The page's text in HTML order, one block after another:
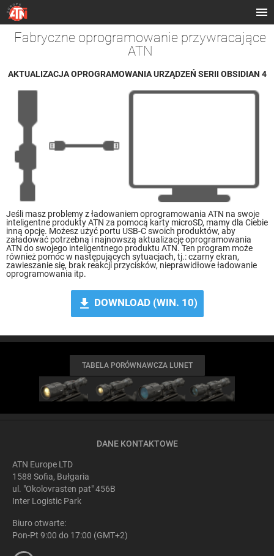
Fabryczne oprogramowanie przywracające
ATN
AKTUALIZACJA OPROGRAMOWANIA URZĄDZEŃ SERII OBSIDIAN 4
Jeśli masz problemy z ładowaniem oprogramowania ATN na swoje
inteligentne produkty ATN za pomocą karty microSD, mamy dla Ciebie
inną opcję. Możesz użyć portu USB-C swoich produktów, aby
załadować potrzebną i najnowszą aktualizację oprogramowania
ATN do swojego inteligentnego produktu ATN. Ten program może
również pomóc w następujących sytuacjach, tj.: czarny ekran,
zawieszanie się, brak reakcji przycisków, nieprawidłowe ładowanie
oprogramowania itp.
file_download DOWNLOAD (WIN. 10)
TABELA PORÓWNAWCZA LUNET
DANE KONTAKTOWE
ATN Europe LTD
1588 Sofia, Bułgaria
ul. "Okolovrasten pat" 456B
Inter Logistic Park
Biuro otwarte:
Pon-Pt 9:00 do 17:00 (GMT+2)